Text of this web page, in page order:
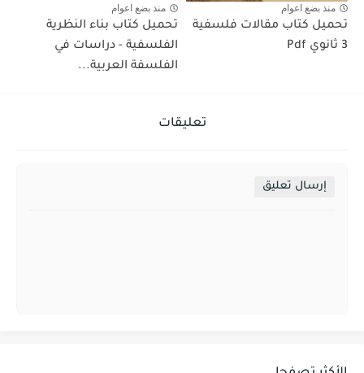
منذ بضع اعوام
تحميل كتاب مقالات فلسفية
3 ثانوي Pdf
منذ بضع اعوام
تحميل كتاب بناء النظرية
الفلسفية - دراسات في
الفلسفة العربية...
تعليقات
إرسال تعليق